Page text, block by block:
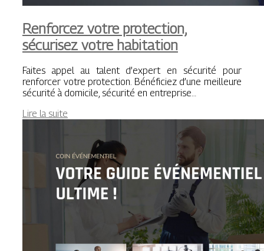
Renforcez votre protection,
sécurisez votre habitation
Faites appel au talent d’expert en sécurité pour
renforcer votre protection. Bénéficiez d’une meilleure
sécurité à domicile, sécurité en entreprise…
Lire la suite